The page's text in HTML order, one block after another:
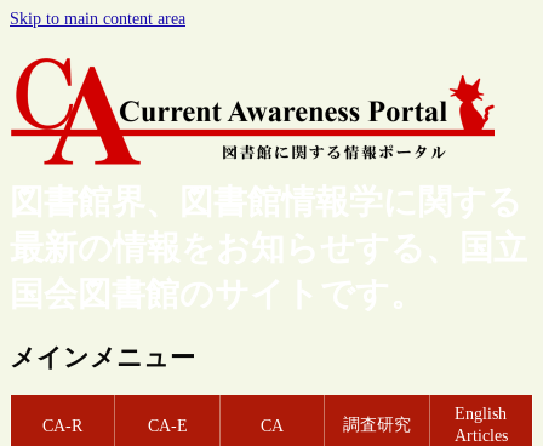
Skip to main content area
図書館界、図書館情報学に関する
最新の情報をお知らせする、国立
国会図書館のサイトです。
メインメニュー
CA-R CA-E CA 調査研究
English
Articles